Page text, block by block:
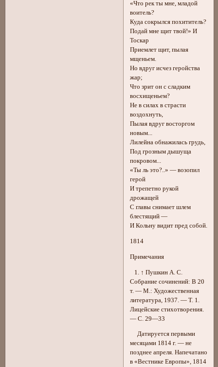
«Что рек ты мне, младой
воитель?
Куда сокрылся похититель?
Подай мне щит твой!» И
Тоскар
Приемлет щит, пылая
мщеньем.
Но вдруг исчез геройства
жар;
Что зрит он с сладким
восхищеньем?
Не в силах в страсти
воздохнуть,
Пылая вдруг восторгом
новым...
Лилейна обнажилась грудь,
Под грозным дышуща
покровом...
«Ты ль это?..» — возопил
герой
И трепетно рукой
дрожащей
С главы снимает шлем
блестящий —
И Кольну видит пред собой.
1814
Примечания
1. ↑ Пушкин А. С.
Собрание сочинений: В 20
т. — М.: Художественная
литература, 1937. — Т. 1.
Лицейские стихотворения.
— С. 29—33
‎ Датируется первыми
месяцами 1814 г. — не
позднее апреля. Напечатано
в «Вестнике Европы», 1814